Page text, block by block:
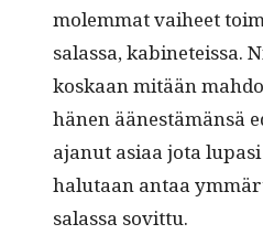
molem­mat vai­heet
salas­sa, kabi­neteis­sa.
koskaan mitään
hänen äänestämän­sä
ajanut asi­aa jota
halu­taan antaa
salas­sa sovittu.